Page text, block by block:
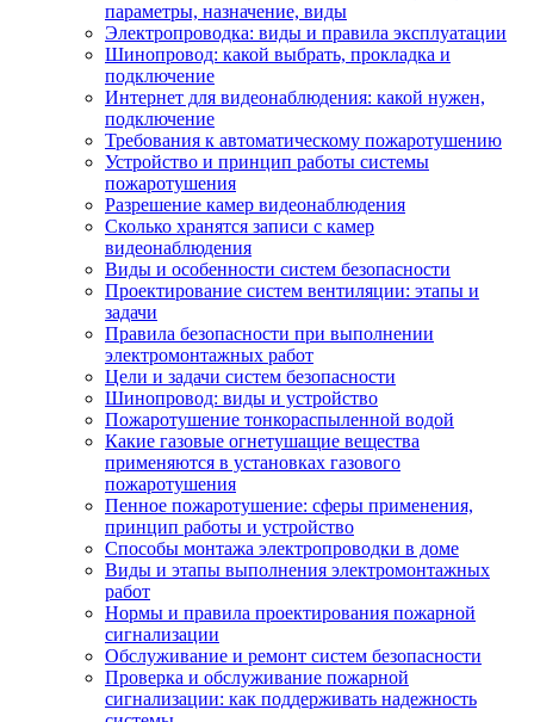
параметры, назначение, виды
Электропроводка: виды и правила эксплуатации
Шинопровод: какой выбрать, прокладка и
подключение
Интернет для видеонаблюдения: какой нужен,
подключение
Требования к автоматическому пожаротушению
Устройство и принцип работы системы
пожаротушения
Разрешение камер видеонаблюдения
Сколько хранятся записи с камер
видеонаблюдения
Виды и особенности систем безопасности
Проектирование систем вентиляции: этапы и
задачи
Правила безопасности при выполнении
электромонтажных работ
Цели и задачи систем безопасности
Шинопровод: виды и устройство
Пожаротушение тонкораспыленной водой
Какие газовые огнетушащие вещества
применяются в установках газового
пожаротушения
Пенное пожаротушение: сферы применения,
принцип работы и устройство
Способы монтажа электропроводки в доме
Виды и этапы выполнения электромонтажных
работ
Нормы и правила проектирования пожарной
сигнализации
Обслуживание и ремонт систем безопасности
Проверка и обслуживание пожарной
сигнализации: как поддерживать надежность